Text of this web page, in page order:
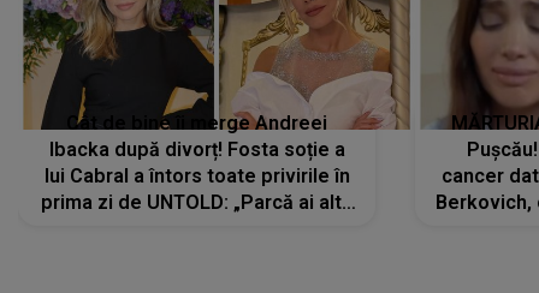
Cât de bine îi merge Andreei
Ibacka după divorț! Fosta soție a
lui Cabral a întors toate privirile în
prima zi de UNTOLD: „Parcă ai altă
cancer